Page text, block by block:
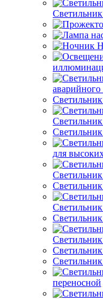
для
переносной